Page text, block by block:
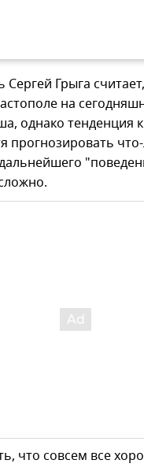
Грыга
на
однако тенденция
прогнозировать
что совсем все